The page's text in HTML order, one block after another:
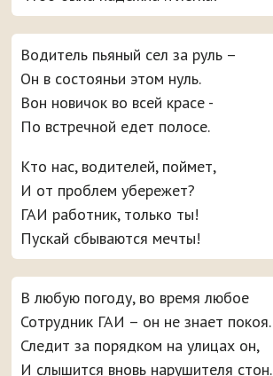
Водитель пьяный сел за руль –
Он в состояньи этом нуль.
Вон новичок во всей красе -
По встречной едет полосе.
Кто нас, водителей, поймет,
И от проблем убережет?
ГАИ работник, только ты!
Пускай сбываются мечты!
В любую погоду, во время любое
Сотрудник ГАИ – он не знает покоя.
Следит за порядком на улицах он,
И слышится вновь нарушителя стон.